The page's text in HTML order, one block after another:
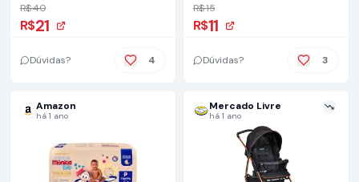
R$ 40
R$21
Dúvidas? 4
R$ 15
R$11
Dúvidas? 3
Amazon
há 1 ano
Mercado Livre
há 1 ano